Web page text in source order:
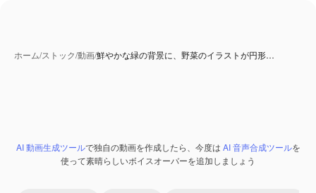
ホーム/ストック/動画/鮮やかな緑の背景に、野菜のイラストが円形…
Premium
AI 動画生成ツールで独自の動画を作成したら、今度は AI 音声合成ツールを
使って素晴らしいボイスオーバーを追加しましょう